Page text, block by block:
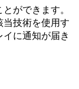
ができます。
技術を使用す
に通知が届き